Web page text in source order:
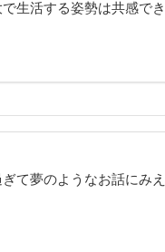
生活する姿勢は共感でき
て夢のようなお話にみえ